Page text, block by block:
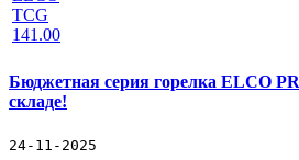
Бюджетная серия горелка ELCO
складе!
24-11-2025